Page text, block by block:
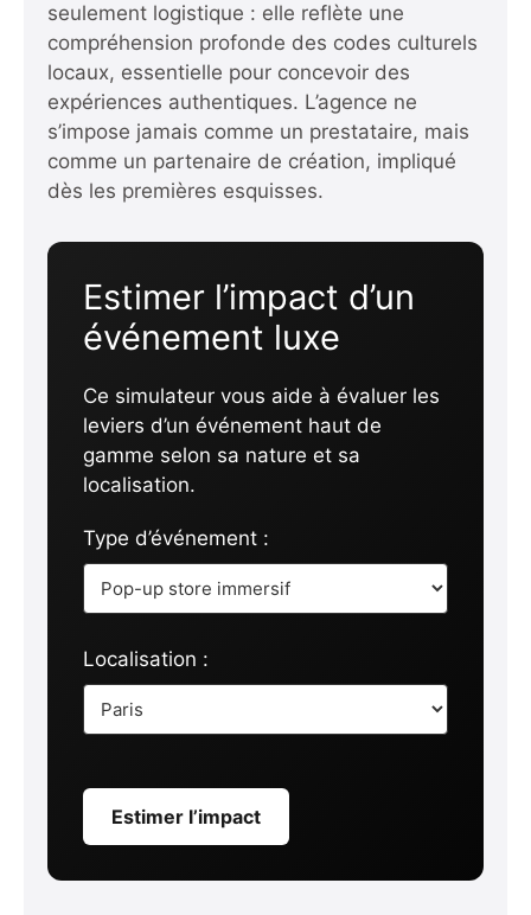
seulement logistique : elle reflète une
compréhension profonde des codes culturels
locaux, essentielle pour concevoir des
expériences authentiques. L’agence ne
s’impose jamais comme un prestataire, mais
comme un partenaire de création, impliqué
dès les premières esquisses.
Estimer l’impact d’un
événement luxe
Ce simulateur vous aide à évaluer les
leviers d’un événement haut de
gamme selon sa nature et sa
localisation.
Type d’événement :
Localisation :
Estimer l’impact